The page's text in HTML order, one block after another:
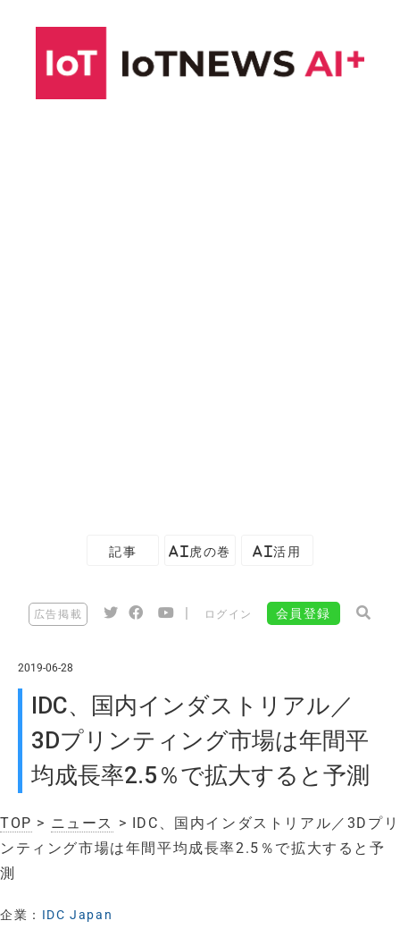
記事 AI虎の巻 AI活用
広告掲載 ログイン 会員登録
2019-06-28
IDC、国内インダストリアル／
3Dプリンティング市場は年間平
均成長率2.5％で拡大すると予測
TOP > ニュース > IDC、国内インダストリアル／3Dプリ
ンティング市場は年間平均成長率2.5％で拡大すると予
測
企業： IDC Japan